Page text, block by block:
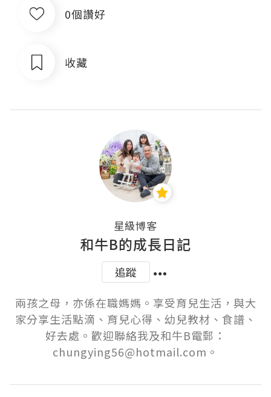
0個讚好
收藏
星級博客
和牛B的成長日記
追蹤
兩孩之母，亦係在職媽媽。享受育兒生活，與大
家分享生活點滴、育兒心得、幼兒教材、食譜、
好去處。歡迎聯絡我及和牛B電郵：
chungying56@hotmail.com。